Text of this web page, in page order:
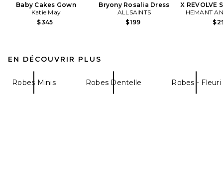
Baby Cakes Gown
Katie May
$345
Bryony Rosalia Dress
ALLSAINTS
$199
X REVOLVE
HEMANT
EN DÉCOUVRIR PLUS
Robes Minis Robes Dentelle Robes - Fleuri